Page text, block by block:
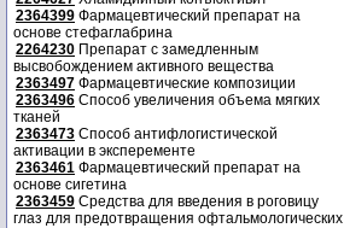
2364399 Фармацевтический препарат на
основе стефаглабрина
2264230 Препарат с замедленным
высвобождением активного вещества
2363497 Фармацевтические композиции
2363496 Способ увеличения объема мягких
тканей
2363473 Способ антифлогистической
активации в эксперементе
2363461 Фармацевтический препарат на
основе сигетина
2363459 Средства для введения в роговицу
глаз для предотвращения офтальмологических